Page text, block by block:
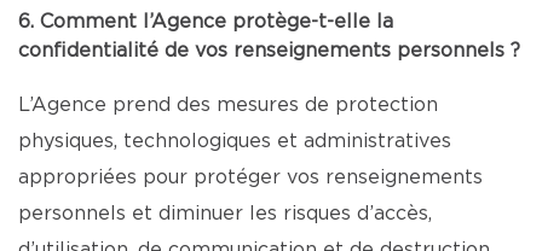
6. Comment l’Agence protège-t-elle la
confidentialité de vos renseignements personnels ?
L’Agence prend des mesures de protection
physiques, technologiques et administratives
appropriées pour protéger vos renseignements
personnels et diminuer les risques d’accès,